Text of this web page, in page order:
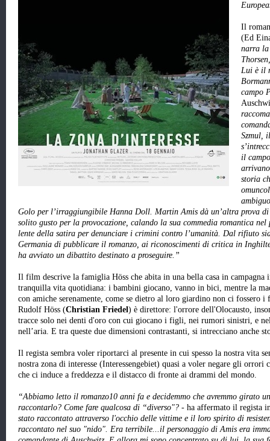
Il
(Ed
narra la
Lui è il
campo
Szmul,
il
storia
Golo per l’irraggiungibile Hanna Doll. Martin Amis dà un’altra prova
solito gusto per la provocazione, calando la sua commedia romantica
lente della satira per denunciare i crimini contro l’umanità. Dal rifiuto
Germania di pubblicare il romanzo, ai riconoscimenti di critica in
ha avviato un dibattito destinato a proseguire.”
Il film descrive la famiglia Höss che abita in una bella casa in campagna
tranquilla vita quotidiana: i bambini giocano, vanno in bici, mentre la
con amiche serenamente, come se dietro al loro giardino non ci fossero
Rudolf Höss (Christian Friedel) è direttore: l'orrore dell'Olocausto,
tracce solo nei denti d'oro con cui giocano i figli, nei rumori sinistri, e
nell’aria. E tra queste due dimensioni contrastanti, si intrecciano anche
Il regista sembra voler riportarci al presente in cui spesso la nostra vita
nostra zona di interesse (Interessengebiet) quasi a voler negare gli orrori
che ci induce a freddezza e il distacco di fronte ai drammi del mondo.
“Abbiamo letto il romanzo10 anni fa e decidemmo che avremmo girato
raccontarlo? Come fare qualcosa di “diverso"? - ha affermato il regista
stato raccontato attraverso l'occhio delle vittime e il loro spirito di
raccontato nel suo "nido". Era terribile...il personaggio di Amis era